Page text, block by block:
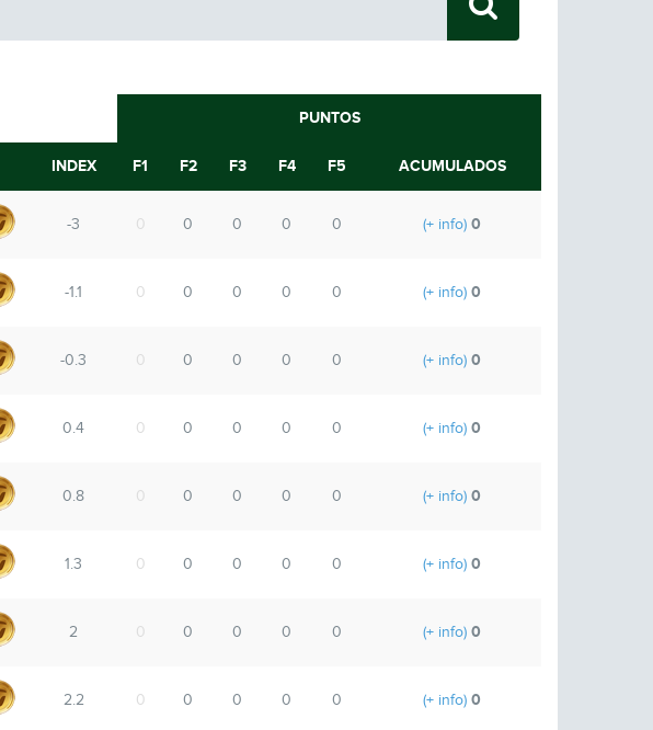
PUNTOS
INDEX F1 F2 F3 F4 F5 ACUMULADOS
-3 0 0 0 0 0 (+ info) 0
-1.1 0 0 0 0 0 (+ info) 0
-0.3 0 0 0 0 0 (+ info) 0
0.4 0 0 0 0 0 (+ info) 0
0.8 0 0 0 0 0 (+ info) 0
1.3 0 0 0 0 0 (+ info) 0
2 0 0 0 0 0 (+ info) 0
2.2 0 0 0 0 0 (+ info) 0